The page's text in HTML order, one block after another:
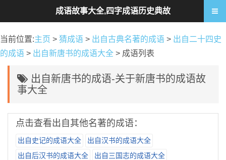
当前位置:主页 > 猜成语 > 出自古典名著的成语 > 出自二十四史
的成语 > 出自新唐书的成语大全 > 成语列表
出自新唐书的成语-关于新唐书的成语故
事大全
点击查看出自其他名著的成语：
出自史记的成语大全
出自汉书的成语大全
出自后汉书的成语大全
出自三国志的成语大全
成语故事大全,四字成语历史典故